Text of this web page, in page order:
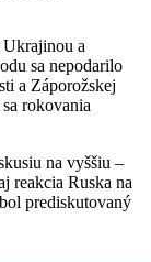
a
sa nepodarilo
a Záporožskej
rokovania
na vyššiu –
reakcia Ruska na
prediskutovaný